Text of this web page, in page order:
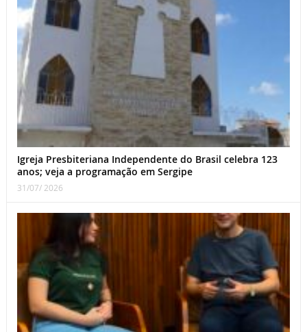
Igreja Presbiteriana Independente do Brasil celebra 123
anos; veja a programação em Sergipe
31/07/ 2026